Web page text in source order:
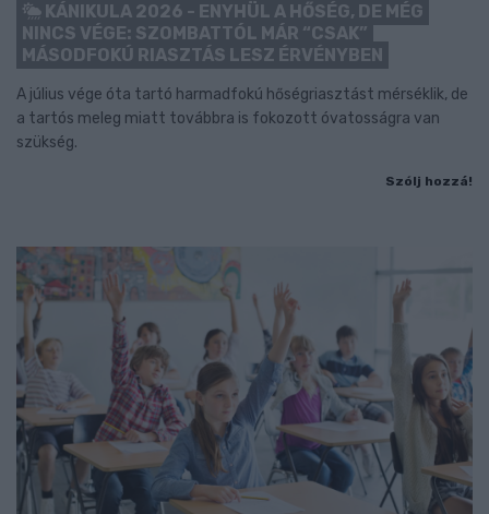
KÁNIKULA 2026 - ENYHÜL A HŐSÉG, DE MÉG
NINCS VÉGE: SZOMBATTÓL MÁR “CSAK”
MÁSODFOKÚ RIASZTÁS LESZ ÉRVÉNYBEN
A július vége óta tartó harmadfokú hőségriasztást mérséklik, de
a tartós meleg miatt továbbra is fokozott óvatosságra van
szükség.
Szólj hozzá!